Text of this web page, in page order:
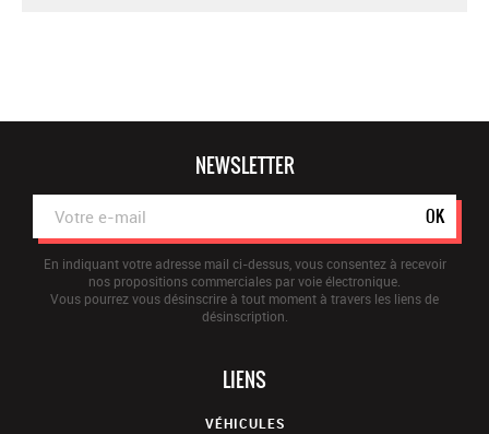
NEWSLETTER
OK
En indiquant votre adresse mail ci-dessus, vous consentez à recevoir
nos propositions commerciales par voie électronique.
Vous pourrez vous désinscrire à tout moment à travers les liens de
désinscription.
LIENS
VÉHICULES